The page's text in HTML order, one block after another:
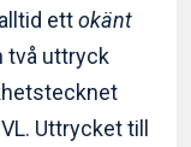
ettokänt
två uttryck
Uttrycket till